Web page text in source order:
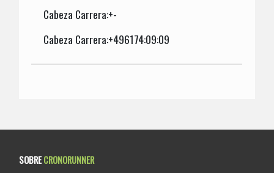
Cabeza Carrera:+-
Cabeza Carrera:+496174:09:09
SOBRECRONORUNNER